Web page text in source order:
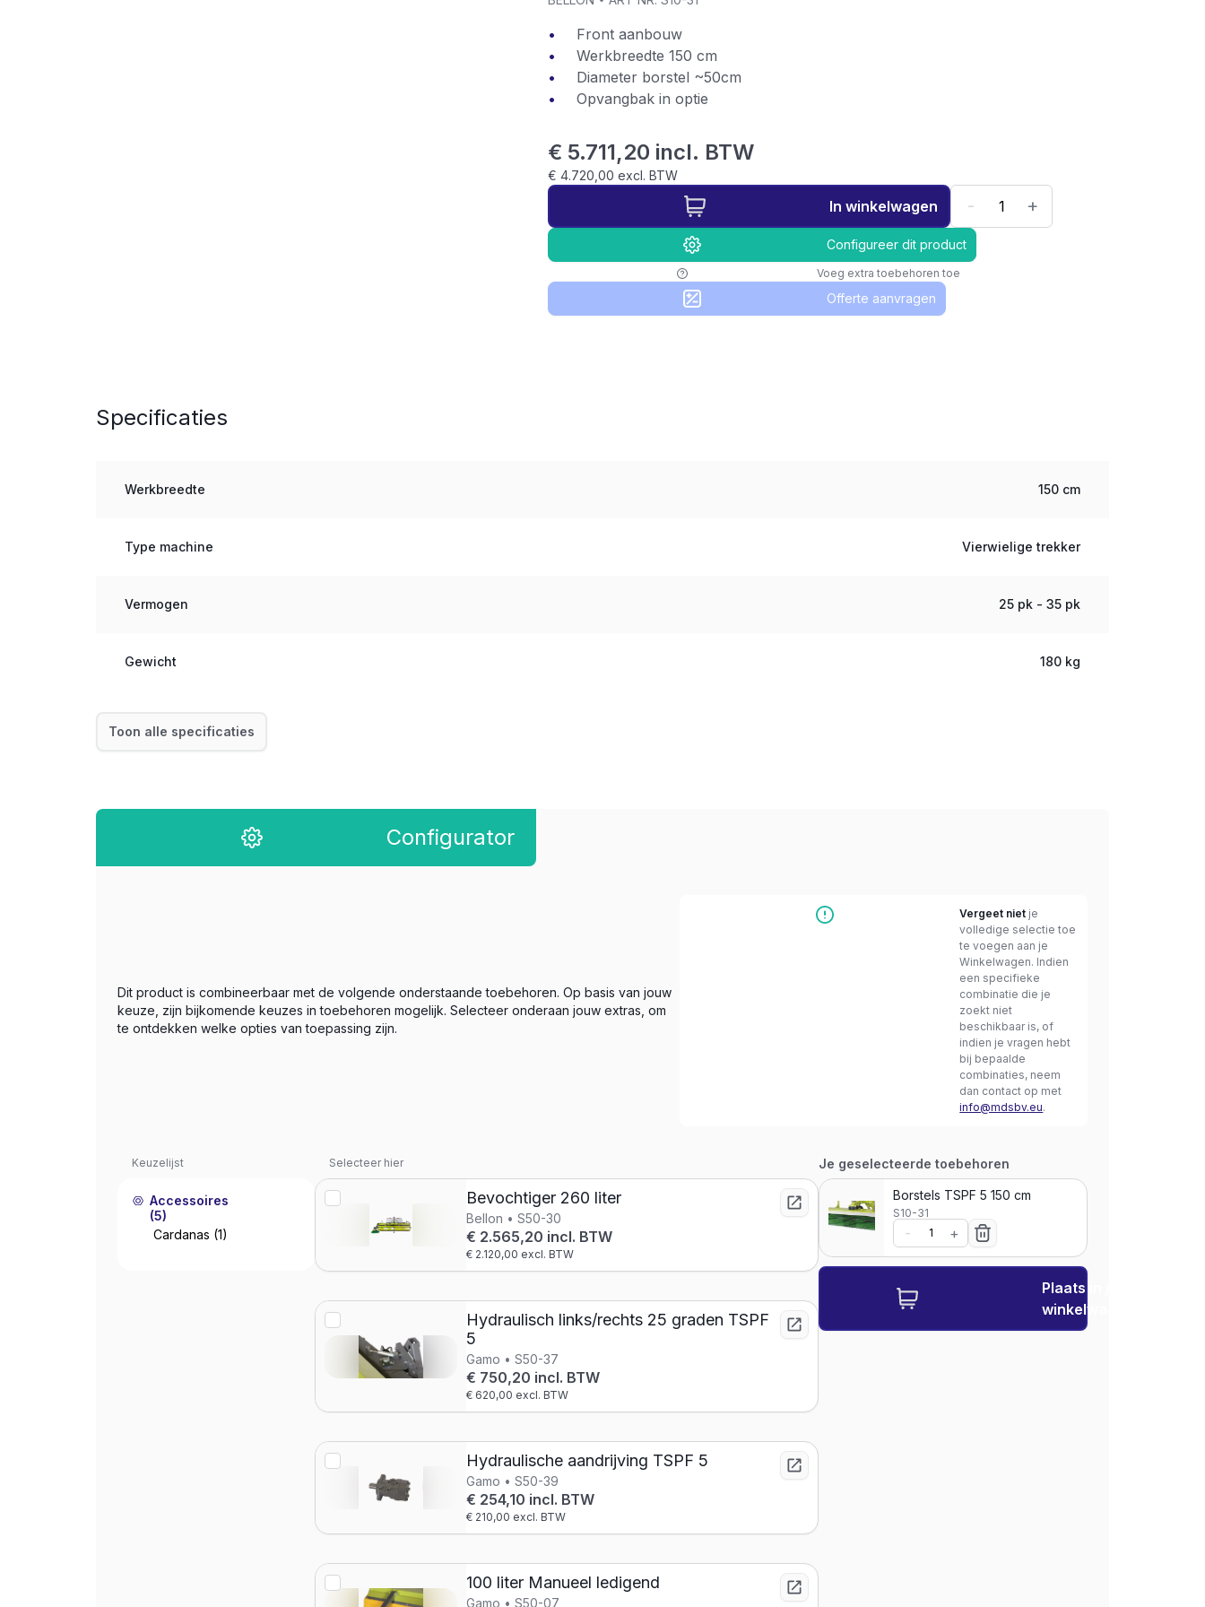
Front aanbouw
Werkbreedte 150 cm
Diameter borstel ~50cm
Opvangbak in optie
€ 5.711,20 incl. BTW
€ 4.720,00 excl. BTW
In winkelwagen - +
Configureer dit product
Voeg extra toebehoren toe
Offerte aanvragen
Specificaties
Werkbreedte 150 cm
Type machine Vierwielige trekker
Vermogen 25 pk - 35 pk
Gewicht 180 kg
Toon alle specificaties
Configurator
Dit product is combineerbaar met de volgende onderstaande toebehoren. Op basis van jouw
keuze, zijn bijkomende keuzes in toebehoren mogelijk. Selecteer onderaan jouw extras, om
te ontdekken welke opties van toepassing zijn.
Vergeet niet je
volledige selectie toe
te voegen aan je
Winkelwagen. Indien
een specifieke
combinatie die je
zoekt niet
beschikbaar is, of
indien je vragen hebt
bij bepaalde
combinaties, neem
dan contact op met
info@mdsbv.eu.
Keuzelijst
Accessoires
(5)
Cardanas (1)
Selecteer hier
Bevochtiger 260 liter
Bellon • S50-30
€ 2.565,20 incl. BTW
€ 2.120,00 excl. BTW
Hydraulisch links/rechts 25 graden TSPF
5
Gamo • S50-37
€ 750,20 incl. BTW
€ 620,00 excl. BTW
Hydraulische aandrijving TSPF 5
Gamo • S50-39
€ 254,10 incl. BTW
€ 210,00 excl. BTW
100 liter Manueel ledigend
Gamo • S50-07
Je geselecteerde toebehoren
Borstels TSPF 5 150 cm
S10-31
- +
Plaats in je
winkelwagen